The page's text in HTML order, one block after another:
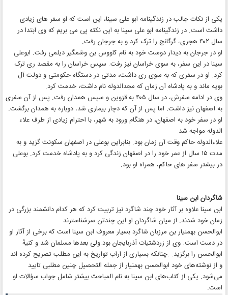
یکی از نکات جالب در زندگینامه ابو علی سینا، این است که او سفر های زیادی
داشت است. در زندگینامه ابو علی سینا به این نکته پی می بریم که وی ابتدا در
سال ۴۰۲ هجری، گرگانج را ترک کرد و به جرجان رفت.
او در جرجان به دیدار دوست خود به نام کاووس بن وشمگیر دیلمی رفت. ابوعلی
سینا در این سفر، به سوی خراسان نیز رفت. سپس خراسان را به مقصد ری ترک‌
کرد. او در سفری که به سوی ری داشت، مدتی در دستگاه حکومتی و دولت آل
بویه ماند و به پادشاه آن زمان که مجدالدوله نام داشت، خدمت کرد.
وی در ادامه سفرش، در سال ۴۰۵ به قزوین و سپس همدان رفت. پس از آن سفری
به اصفهان نیز داشت. اما پس از آن که دچار بیماری شد، دوباره به همدان برگشت.
او در سفر خود به اصفهان، در هنگام ورود به شهر، با احترام زیادی از طرف علاء
الدوله مواجه شد.
علاءالدوله حاکم وقت آن زمان بود. بنابراین بوعلی در اصفهان سکونت گزید و به
مدت ۱۵ سال از عمر خود را در اصفهان زندگی کرد و به پادشاه خدمت کرد. بوعلی
در بیشتر سفر های حاکم، همراه او بود.
شاگردان ابن سینا
ابن سینا علاوه بر آثار خود چند شاگرد نیز تربیت کرد که هر کدام دانشمند بزرگی در
زمان خود شدند. از میان شاگردان او این چندتن سرشناسترند
ابوالحسن بهمنیار بن مرزبان شاگرد بسیار معروف ابن سینا است که برخی از آثار او
در دست است. وی از زردشتیات آذربایجان بود.ولی بعدها مسلمان شد و کنیهٔ
ابوالحسن را برگزید. .چنانکه بسیاری از اراب تواریخ به این مطلب تصریح کرده اند
و از نوشته‌های خود ابوالحسن بهمنیار از جمله التحصیل چنین مطلبی تایید
می‌شود. یکی از کتاب‌های ابن سینا به نام المباحث بیشتر شامل جواب سؤالات او
است.